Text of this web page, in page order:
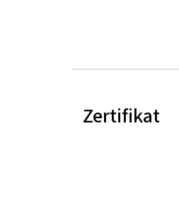
Zertifikat